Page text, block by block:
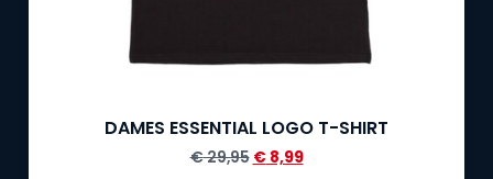
DAMES ESSENTIAL LOGO T-SHIRT
€29,95 €8,99